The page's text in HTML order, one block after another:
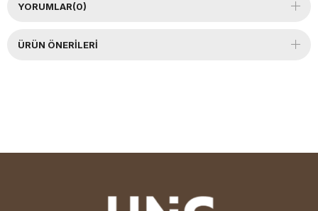
YORUMLAR(0)
ÜRÜN ÖNERILERI